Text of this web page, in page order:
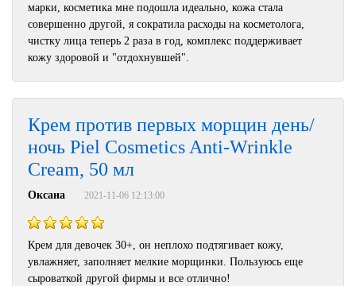
марки, косметика мне подошла идеально, кожа стала
совершенно другой, я сократила расходы на косметолога,
чистку лица теперь 2 раза в год, комплекс поддерживает
кожу здоровой и "отдохнувшей".
Крем против первых морщин день/
ночь Piel Cosmetics Anti-Wrinkle
Cream, 50 мл
Оксана 2021-11-06 12:13:00
Крем для девочек 30+, он неплохо подтягивает кожу,
увлажняет, заполняет мелкие морщинки. Пользуюсь еще
сыроваткой другой фирмы и все отлично!